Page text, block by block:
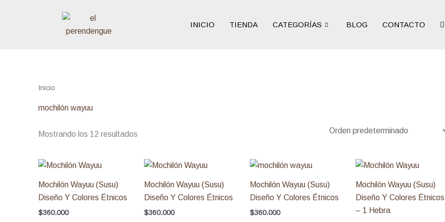
INICIO TIENDA CATEGORÍAS BLOG CONTACTO
Inicio
mochilón wayuu
Mostrando los 12 resultados
Mochilón Wayuu (Susu)
Diseño Y Colores Étnicos
$360.000
Mochilón Wayuu (Susu)
Diseño Y Colores Étnicos
$360.000
Mochilón Wayuu (Susu)
Diseño Y Colores Étnicos
$360.000
Mochilón Wayuu (Susu)
Diseño Y Colores Étnicos
– 1 Hebra